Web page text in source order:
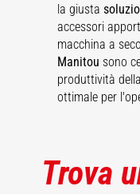
la giusta
accessori
macchina a
Manitou sono
produttività
ottimale per
Trova